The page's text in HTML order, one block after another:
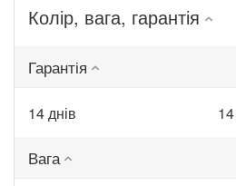
Колір, вага, гарантія
Гарантія
14 днів
Вага